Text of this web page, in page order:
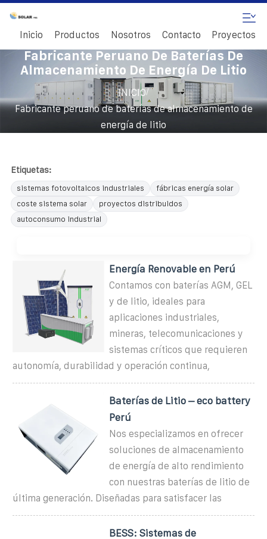
Inicio Productos Nosotros Contacto Proyectos
Fabricante Peruano De Baterías De
Almacenamiento De Energía De Litio
INICIO/
Fabricante peruano de baterías de almacenamiento de
energía de litio
Etiquetas:
sistemas fotovoltaicos industriales
fábricas energía solar
coste sistema solar
proyectos distribuidos
autoconsumo industrial
Energía Renovable en Perú
Contamos con baterías AGM, GEL
y de litio, ideales para
aplicaciones industriales,
mineras, telecomunicaciones y
sistemas críticos que requieren
autonomía, durabilidad y operación continua,
Baterías de Litio – eco battery
Perú
Nos especializamos en ofrecer
soluciones de almacenamiento
de energía de alto rendimiento
con nuestras baterías de litio de
última generación. Diseñadas para satisfacer las
BESS: Sistemas de